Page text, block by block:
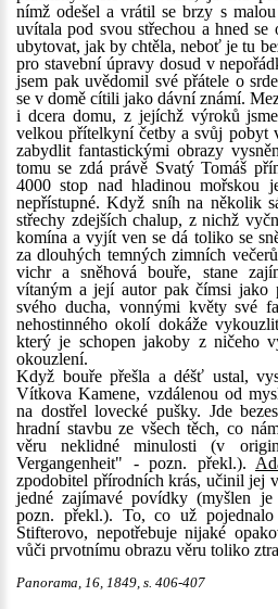
nímž odešel a vrátil se brzy s
uvítala pod svou střechou a hned se
ubytovat, jak by chtěla, neboť je tu
pro stavební úpravy dosud v
jsem pak uvědomil své přátele o
se v domě cítili jako dávní známí.
i dcera domu, z jejíchž výroků
velkou přítelkyní četby a svůj pobyt
zabydlit fantastickými obrazy
tomu se zdá právě Svatý Tomáš
4000 stop nad hladinou mořskou
nepřístupné. Když sníh na několik
střechy zdejších chalup, z nichž
komína a vyjít ven se dá toliko se
za dlouhých temných zimních
vichr a sněhová bouře, stane
vítaným a její autor pak čímsi jako
svého ducha, vonnými květy své
nehostinného okolí dokáže
který je schopen jakoby z ničeho
okouzlení.
Když bouře přešla a déšť ustal,
Vítkova Kamene, vzdálenou od
na dostřel lovecké pušky. Jde
hradní stavbu ze všech těch, co
věru neklidné minulosti (v
Vergangenheit" - pozn. překl.).
zpodobitel přírodních krás, učinil jej
jedné zajímavé povídky (myšlen
pozn. překl.). To, co už
Stifterovo, nepotřebuje nijaké
vůči prvotnímu obrazu věru toliko
Panorama, 16, 1849, s. 406-407